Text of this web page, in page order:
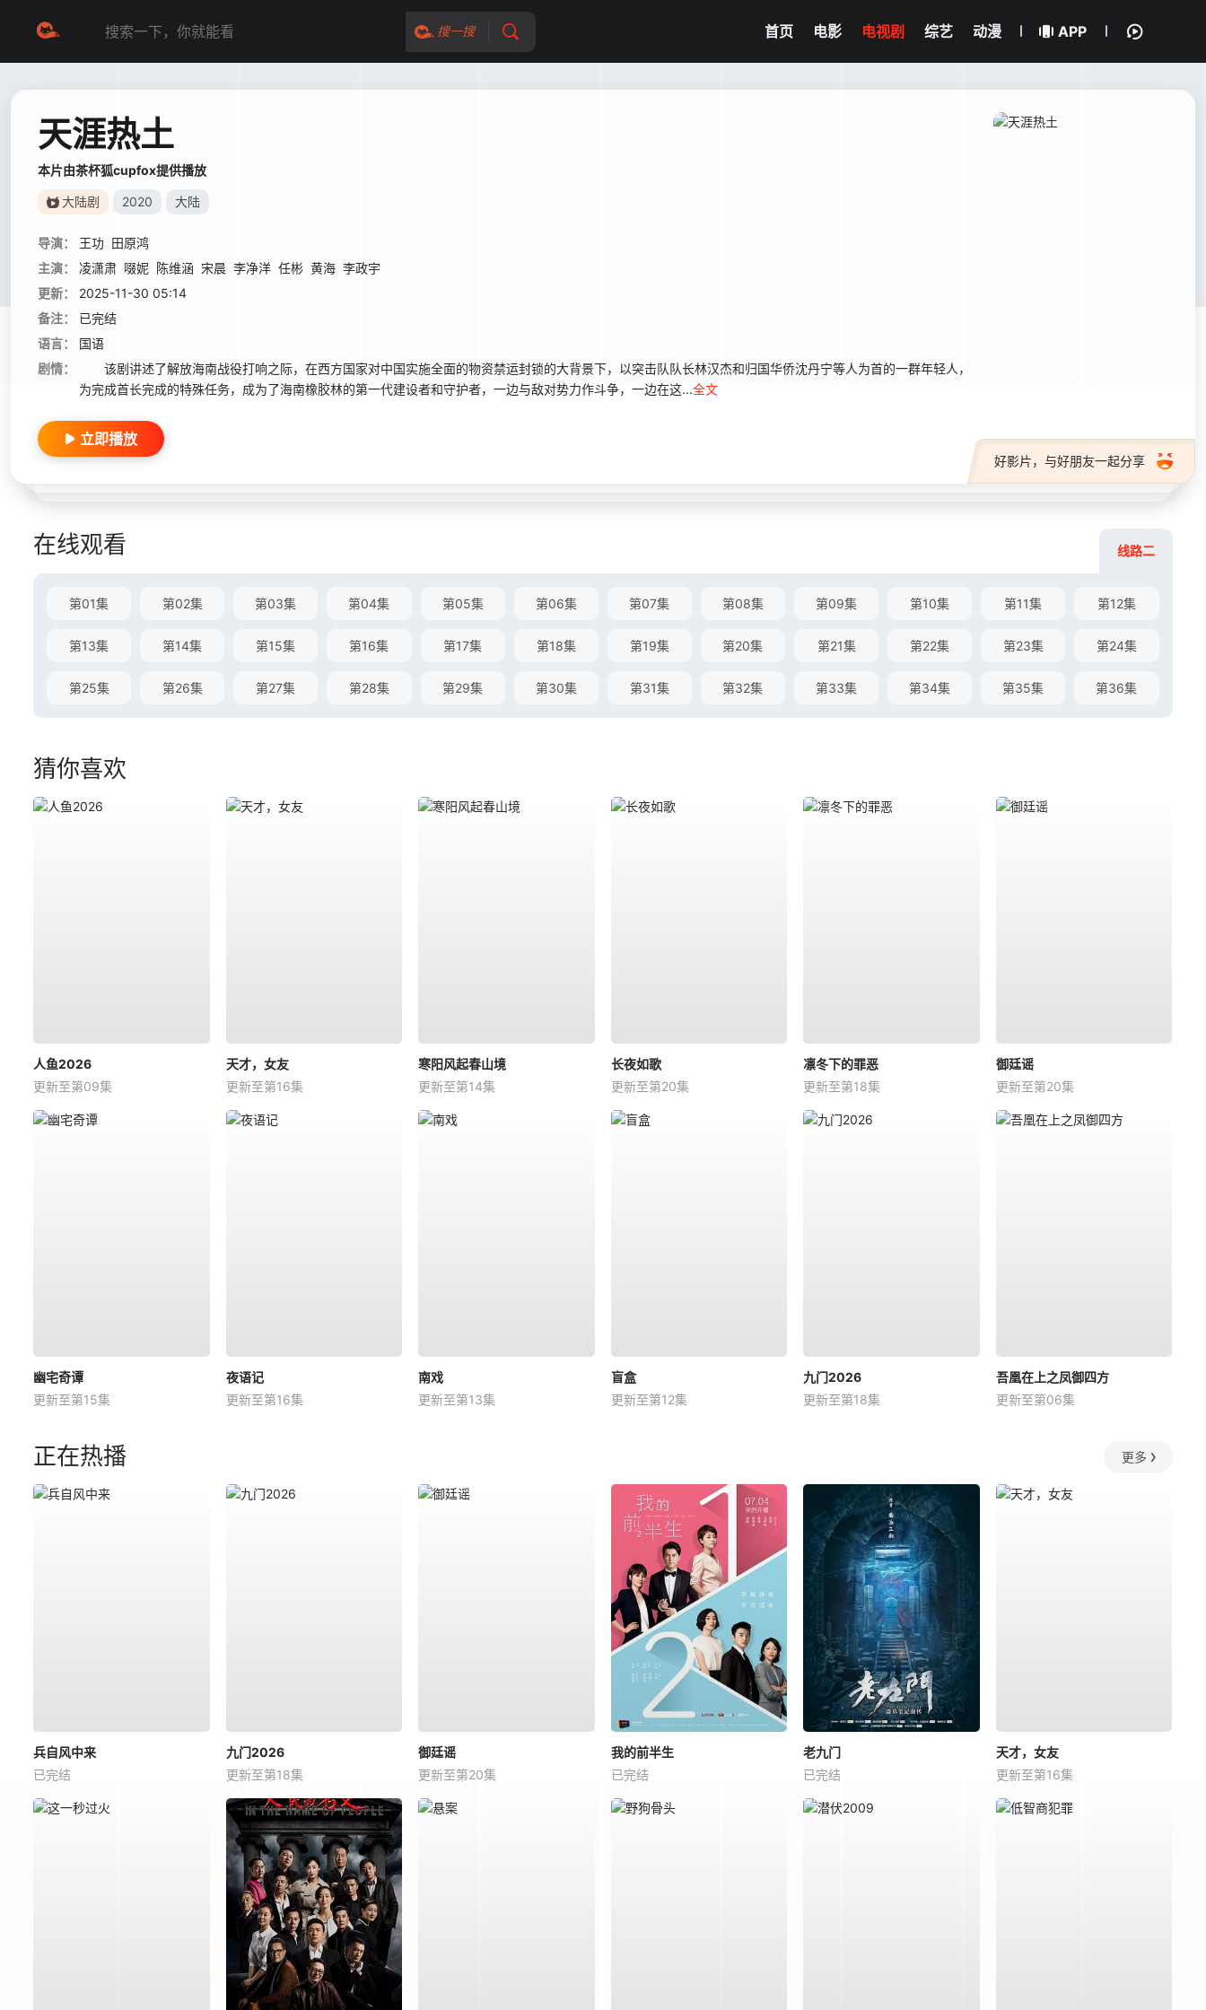
搜一搜 首页 电影 电视剧 综艺 动漫 APP
天涯热土
本片由茶杯狐cupfox提供播放
大陆剧 2020 大陆
导演： 王功 田原鸿
主演：
凌潇肃 啜妮 陈维涵 宋晨 李净洋 任彬 黄海 李政宇
更新：
2025-11-30 05:14
备注：
已完结
语言：
国语
剧情：
该剧讲述了解放海南战役打响之际，在西方国家对中国实施全面的物资禁运封锁的大背景下，以突击队队长林汉杰和归国华侨沈丹宁等人为首的一群年轻人，
为完成首长完成的特殊任务，成为了海南橡胶林的第一代建设者和守护者，一边与敌对势力作斗争，一边在这...全文
好影片，与好朋友一起分享
立即播放
在线观看 线路二
第01集 第02集 第03集 第04集 第05集 第06集 第07集 第08集 第09集 第10集 第11集 第12集
第13集 第14集 第15集 第16集 第17集 第18集 第19集 第20集 第21集 第22集 第23集 第24集
第25集 第26集 第27集 第28集 第29集 第30集 第31集 第32集 第33集 第34集 第35集 第36集
猜你喜欢
人鱼2026
更新至第09集
天才，女友
更新至第16集
寒阳风起春山境
更新至第14集
长夜如歌
更新至第20集
凛冬下的罪恶
更新至第18集
御廷谣
更新至第20集
幽宅奇谭
更新至第15集
夜语记
更新至第16集
南戏
更新至第13集
盲盒
更新至第12集
九门2026
更新至第18集
吾凰在上之凤御四方
更新至第06集
正在热播 更多
兵自风中来
已完结
九门2026
更新至第18集
御廷谣
更新至第20集
我的前半生
已完结
老九门
已完结
天才，女友
更新至第16集